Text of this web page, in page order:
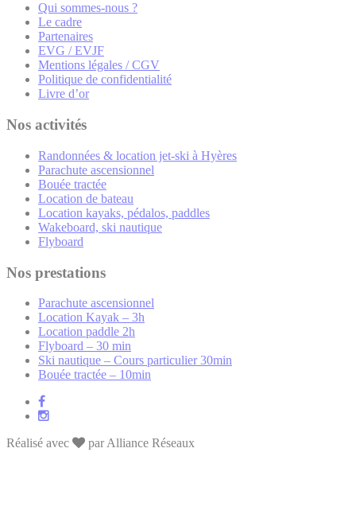
Qui sommes-nous ?
Le cadre
Partenaires
EVG / EVJF
Mentions légales / CGV
Politique de confidentialité
Livre d’or
Nos activités
Randonnées & location jet-ski à Hyères
Parachute ascensionnel
Bouée tractée
Location de bateau
Location kayaks, pédalos, paddles
Wakeboard, ski nautique
Flyboard
Nos prestations
Parachute ascensionnel
Location Kayak – 3h
Location paddle 2h
Flyboard – 30 min
Ski nautique – Cours particulier 30min
Bouée tractée – 10min
Réalisé avec par Alliance Réseaux